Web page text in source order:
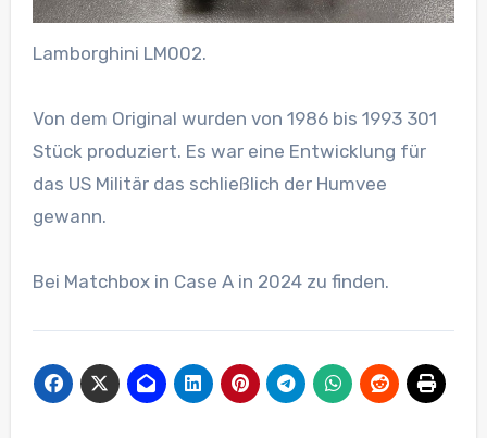
Lamborghini LM002.
Von dem Original wurden von 1986 bis 1993 301
Stück produziert. Es war eine Entwicklung für
das US Militär das schließlich der Humvee
gewann.
Bei Matchbox in Case A in 2024 zu finden.